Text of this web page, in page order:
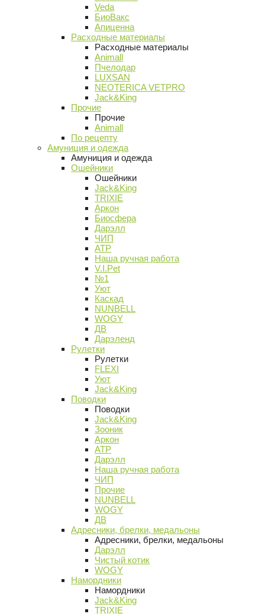
Veda
БиоВакс
Апиценна
Расходные материалы
Расходные материалы
Animall
Пчелодар
LUXSAN
NEOTERICA VETPRO
Jack&King
Прочие
Прочие
Animall
По рецепту
Амуниция и одежда
Амуниция и одежда
Ошейники
Ошейники
Jack&King
TRIXIE
Аркон
Биосфера
Дарэлл
ЧИП
АТР
Наша ручная работа
V.I.Pet
№1
Уют
Каскад
NUNBELL
WOGY
ДВ
Дарэленд
Рулетки
Рулетки
FLEXI
Уют
Jack&King
Поводки
Поводки
Jack&King
Зооник
Аркон
АТР
Дарэлл
Наша ручная работа
ЧИП
Прочие
NUNBELL
WOGY
ДВ
Адресники, брелки, медальоны
Адресники, брелки, медальоны
Дарэлл
Чистый котик
WOGY
Намордники
Намордники
Jack&King
TRIXIE